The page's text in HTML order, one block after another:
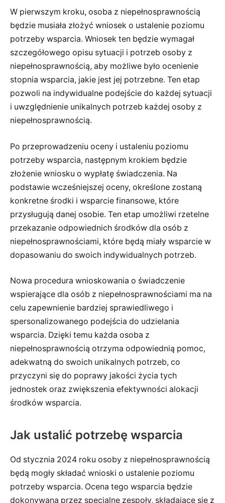
W pierwszym kroku, osoba z niepełnosprawnością
będzie musiała złożyć wniosek o ustalenie poziomu
potrzeby wsparcia. Wniosek ten będzie wymagał
szczegółowego opisu sytuacji i potrzeb osoby z
niepełnosprawnością, aby możliwe było ocenienie
stopnia wsparcia, jakie jest jej potrzebne. Ten etap
pozwoli na indywidualne podejście do każdej sytuacji
i uwzględnienie unikalnych potrzeb każdej osoby z
niepełnosprawnością.
Po przeprowadzeniu oceny i ustaleniu poziomu
potrzeby wsparcia, następnym krokiem będzie
złożenie wniosku o wypłatę świadczenia. Na
podstawie wcześniejszej oceny, określone zostaną
konkretne środki i wsparcie finansowe, które
przysługują danej osobie. Ten etap umożliwi rzetelne
przekazanie odpowiednich środków dla osób z
niepełnosprawnościami, które będą miały wsparcie w
dopasowaniu do swoich indywidualnych potrzeb.
Nowa procedura wnioskowania o świadczenie
wspierające dla osób z niepełnosprawnościami ma na
celu zapewnienie bardziej sprawiedliwego i
spersonalizowanego podejścia do udzielania
wsparcia. Dzięki temu każda osoba z
niepełnosprawnością otrzyma odpowiednią pomoc,
adekwatną do swoich unikalnych potrzeb, co
przyczyni się do poprawy jakości życia tych
jednostek oraz zwiększenia efektywności alokacji
środków wsparcia.
Jak ustalić potrzebę wsparcia
Od stycznia 2024 roku osoby z niepełnosprawnością
będą mogły składać wnioski o ustalenie poziomu
potrzeby wsparcia. Ocena tego wsparcia będzie
dokonywana przez specjalne zespoły, składające się z